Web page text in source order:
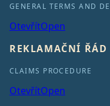
GENERAL TERMS AND
OtevřítOpen
REKLAMAČNÍ ŘÁD
CLAIMS PROCEDURE
OtevřítOpen